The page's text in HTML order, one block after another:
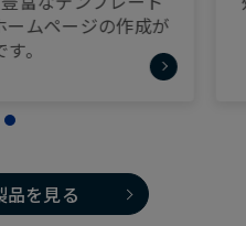
ムページの作成が
。
品を見る